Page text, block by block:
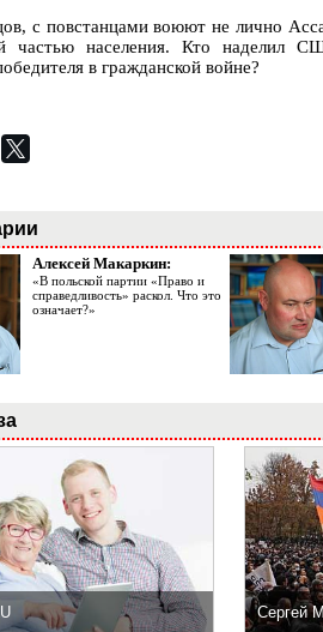
с повстанцами воюют не лично
частью населения. Кто
в гражданской войне?
Алексей Макаркин:
«В польской партии «Право и
справедливость» раскол. Что это
означает?»
Сергей